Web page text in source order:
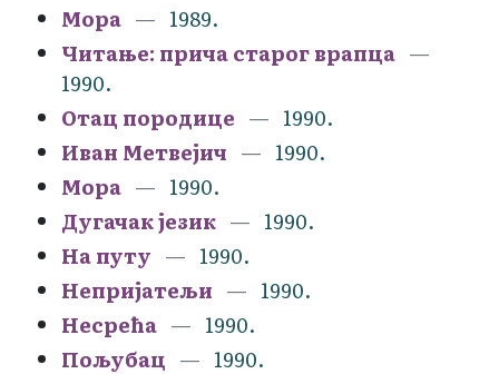
Мора
1989.
Читање: прича старог врапца
1990.
Отац породице
1990.
Иван Метвејич
1990.
Мора
1990.
Дугачак језик
1990.
На путу
1990.
Непријатељи
1990.
Несрећа
1990.
Пољубац
1990.